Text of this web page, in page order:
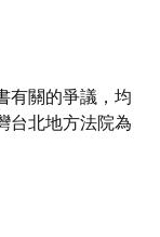
有關的爭議，均
台北地方法院為